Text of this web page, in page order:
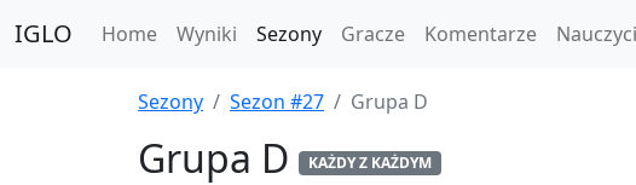
IGLO Home Wyniki Sezony Gracze Komentarze
Sezony Sezon #27 Grupa D
Grupa D KAŻDY Z KAŻDYM